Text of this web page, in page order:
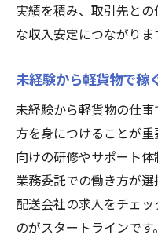
実績を積み、取引先と
な収入安定につながりま
未経験から軽貨物で稼
未経験から軽貨物の仕
方を身につけることが
向けの研修やサポート
業務委託での働き方が
配送会社の求人をチェ
のがスタートラインです。